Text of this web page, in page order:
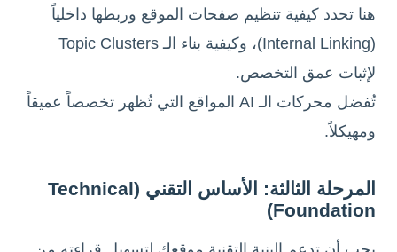
هنا تحدد كيفية تنظيم صفحات الموقع وربطها داخلياً
(Internal Linking)، وكيفية بناء الـ Topic Clusters
لإثبات عمق التخصص.
تُفضل محركات الـ AI المواقع التي تُظهر تخصصاً عميقاً
ومهيكلاً.
المرحلة الثالثة: الأساس التقني (Technical
Foundation)